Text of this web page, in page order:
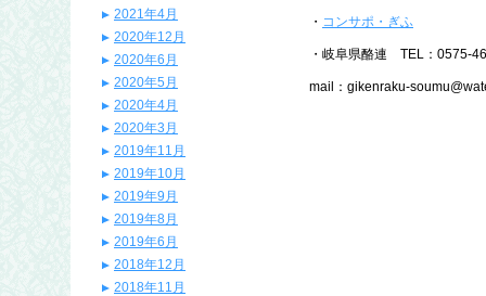
・ コンサポ・ぎふ
・岐阜県酪連 TEL：0575-
mail：gikenraku-
2021年4月
2020年12月
2020年6月
2020年5月
2020年4月
2020年3月
2019年11月
2019年10月
2019年9月
2019年8月
2019年6月
2018年12月
2018年11月